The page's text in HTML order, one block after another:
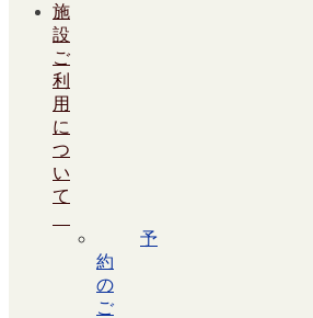
施
設
ご
利
用
に
つ
い
て
予
約
の
ご